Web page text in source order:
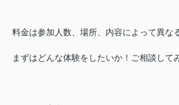
料金は参加人数、場所、内容によって異な
まずはどんな体験をしたいか！ご相談して